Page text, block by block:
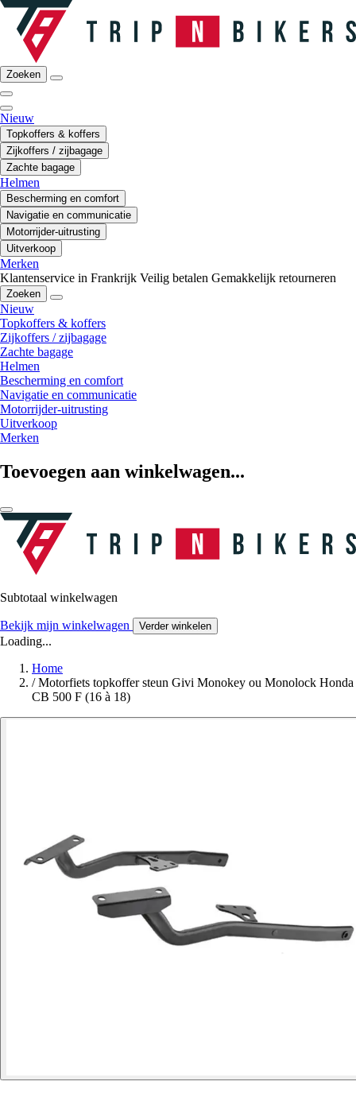
Zoeken
Nieuw
Topkoffers & koffers
Zijkoffers / zijbagage
Zachte bagage
Helmen
Bescherming en comfort
Navigatie en communicatie
Motorrijder-uitrusting
Uitverkoop
Merken
Klantenservice in Frankrijk Veilig betalen Gemakkelijk retourneren
Zoeken
Nieuw
Topkoffers & koffers
Zijkoffers / zijbagage
Zachte bagage
Helmen
Bescherming en comfort
Navigatie en communicatie
Motorrijder-uitrusting
Uitverkoop
Merken
Toevoegen aan winkelwagen...
Subtotaal winkelwagen
Bekijk mijn winkelwagen Verder winkelen
Loading...
Home
/ Motorfiets topkoffer steun Givi Monokey ou Monolock Honda
CB 500 F (16 à 18)